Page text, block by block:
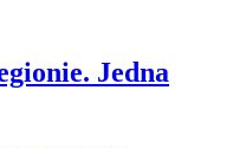
Jedna